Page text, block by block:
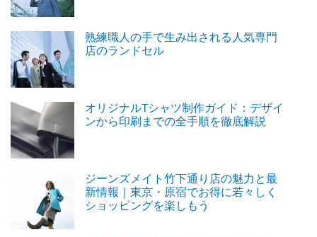
熟練職人の手で生み出される人気専門
店のランドセル
オリジナルTシャツ制作ガイド：デザイ
ンから印刷までの全手順を徹底解説
ジーンズメイト竹下通り店の魅力と最
新情報｜東京・原宿でお得に若々しく
ショッピングを楽しもう